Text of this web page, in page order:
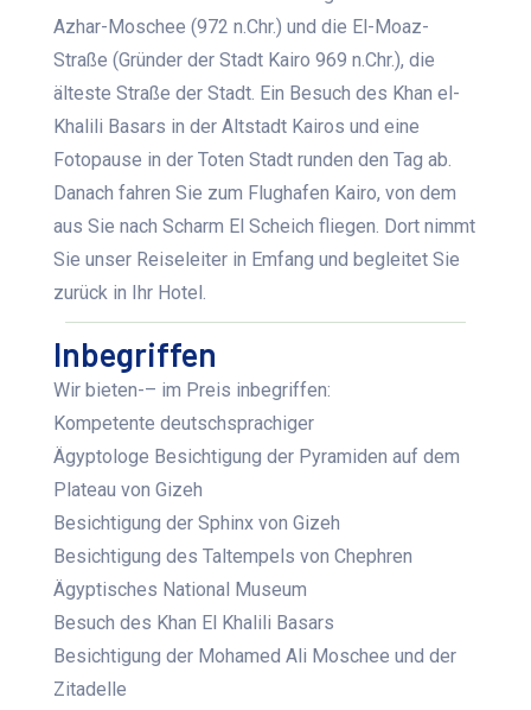
Azhar-Moschee (972 n.Chr.) und die El-Moaz-
Straße (Gründer der Stadt Kairo 969 n.Chr.), die
älteste Straße der Stadt. Ein Besuch des Khan el -
Khalili Basars in der Altstadt Kairos und eine
Fotopause in der Toten Stadt runden den Tag ab.
Danach fahren Sie zum Flughafen Kairo, von dem
aus Sie nach Scharm El Scheich fliegen. Dort nimmt
Sie unser Reiseleiter in Emfang und begleitet Sie
zurück in Ihr Hotel.
Inbegriffen
Wir bieten-– im Preis inbegriffen:
Kompetente deutschsprachiger
Ägyptologe Besichtigung der Pyramiden auf dem
Plateau von Gizeh
Besichtigung der Sphinx von Gizeh
Besichtigung des Taltempels von Chephren
Ägyptisches National Museum
Besuch des Khan El Khalili Basars
Besichtigung der Mohamed Ali Moschee und der
Zitadelle